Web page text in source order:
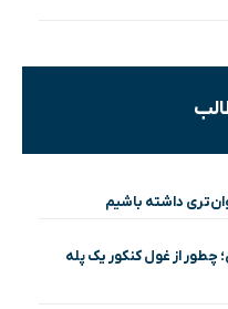
داشته باشیم
از غول کنکور یک پله